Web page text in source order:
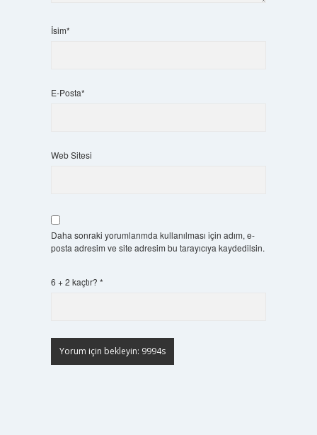
İsim*
E-Posta*
Web Sitesi
Daha sonraki yorumlarımda kullanılması için adım, e-
posta adresim ve site adresim bu tarayıcıya kaydedilsin.
6 + 2 kaçtır? *